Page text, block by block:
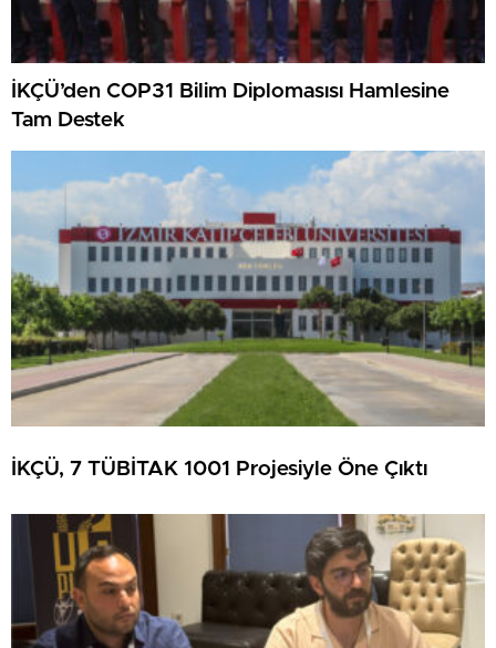
İKÇÜ’den COP31 Bilim Diplomasısı Hamlesine
Tam Destek
İKÇÜ, 7 TÜBİTAK 1001 Projesiyle Öne Çıktı